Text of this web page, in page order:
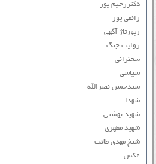
دکتررحیم پور
رائفی پور
رپورتاژ آگهی
روایت جنگ
سخنرانی
سیاسی
سیدحسن نصرالله
شهدا
شهید بهشتی
شهید مطهری
شیخ مهدی طائب
عکس